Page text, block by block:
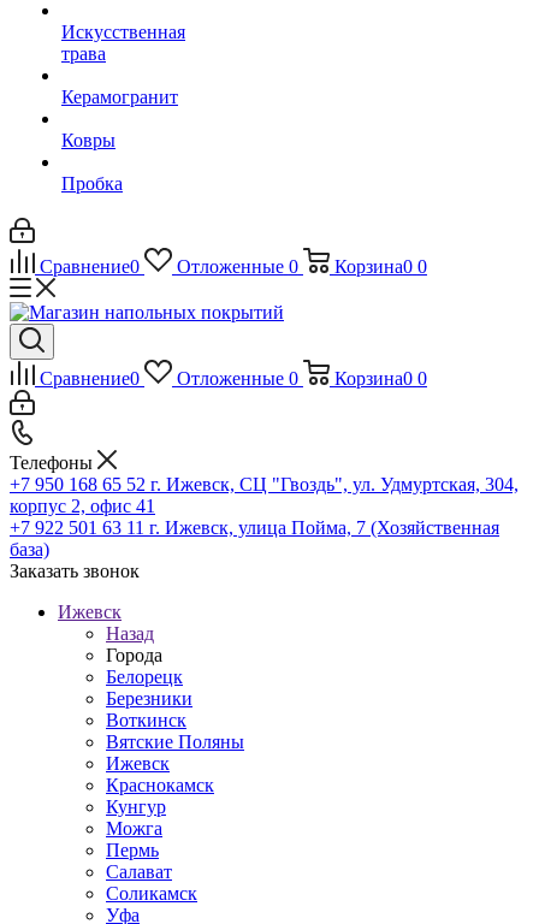
Искусственная
трава
Керамогранит
Ковры
Пробка
Сравнение0 Отложенные 0 Корзина0 0
Сравнение0 Отложенные 0 Корзина0 0
Телефоны
+7 950 168 65 52 г. Ижевск, СЦ "Гвоздь", ул. Удмуртская, 304,
корпус 2, офис 41
+7 922 501 63 11 г. Ижевск, улица Пойма, 7 (Хозяйственная
база)
Заказать звонок
Ижевск
Назад
Города
Белорецк
Березники
Воткинск
Вятские Поляны
Ижевск
Краснокамск
Кунгур
Можга
Пермь
Салават
Соликамск
Уфа